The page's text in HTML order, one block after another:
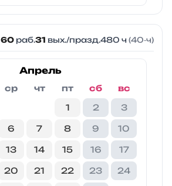
60 раб.31 вых./празд.480 ч (40‑ч)
Апрель
ср чт пт сб
вс
1
2 3
6 7 8 9 10
13 14 15 16 17
20 21 22 23 24